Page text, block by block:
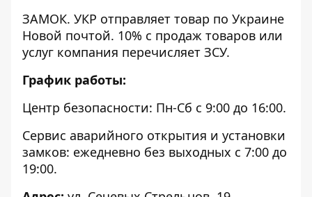
ЗАМОК. УКР отправляет товар по Украине
Новой почтой. 10% с продаж товаров или
услуг компания перечисляет ЗСУ.
График работы:
Центр безопасности: Пн-Сб с 9:00 до 16:00.
Сервис аварийного открытия и установки
замков: ежедневно без выходных с 7:00 до
19:00.